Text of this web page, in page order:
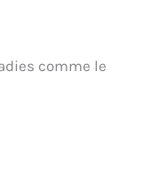
comme le